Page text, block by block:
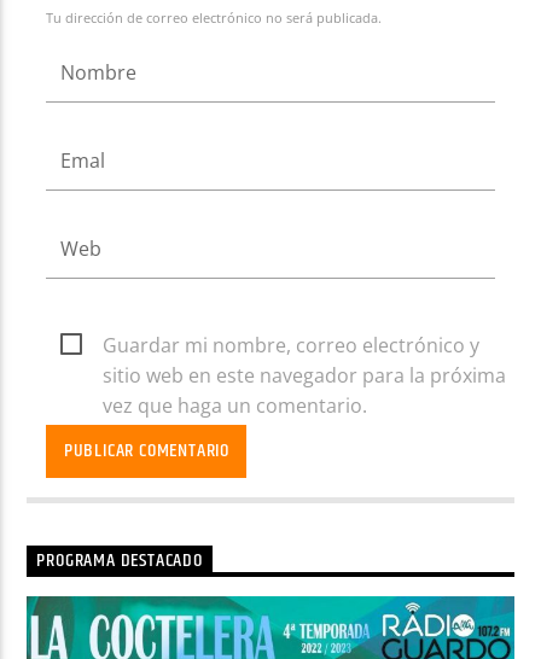
Tu dirección de correo electrónico no será publicada.
Guardar mi nombre, correo electrónico y
sitio web en este navegador para la próxima
vez que haga un comentario.
PROGRAMA DESTACADO